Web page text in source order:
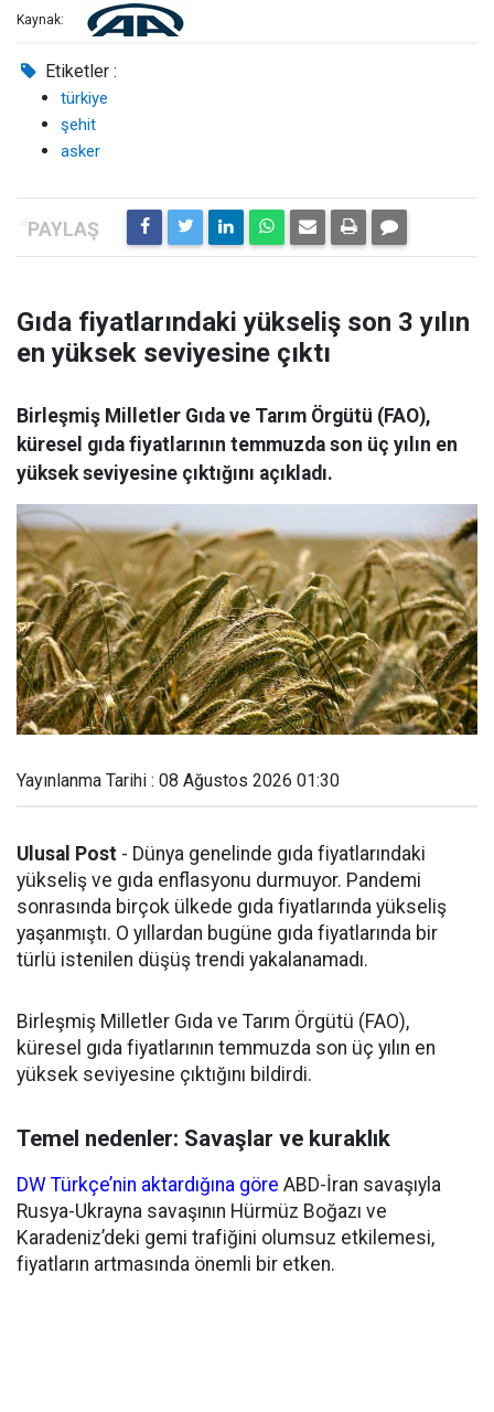
Kaynak:
Etiketler :
türkiye
şehit
asker
Gıda fiyatlarındaki yükseliş son 3 yılın
en yüksek seviyesine çıktı
Birleşmiş Milletler Gıda ve Tarım Örgütü (FAO),
küresel gıda fiyatlarının temmuzda son üç yılın en
yüksek seviyesine çıktığını açıkladı.
Yayınlanma Tarihi : 08 Ağustos 2026 01:30
Ulusal Post - Dünya genelinde gıda fiyatlarındaki
yükseliş ve gıda enflasyonu durmuyor. Pandemi
sonrasında birçok ülkede gıda fiyatlarında yükseliş
yaşanmıştı. O yıllardan bugüne gıda fiyatlarında bir
türlü istenilen düşüş trendi yakalanamadı.
Birleşmiş Milletler Gıda ve Tarım Örgütü (FAO),
küresel gıda fiyatlarının temmuzda son üç yılın en
yüksek seviyesine çıktığını bildirdi.
Temel nedenler: Savaşlar ve kuraklık
DW Türkçe’nin aktardığına göre ABD-İran savaşıyla
Rusya-Ukrayna savaşının Hürmüz Boğazı ve
Karadeniz’deki gemi trafiğini olumsuz etkilemesi,
fiyatların artmasında önemli bir etken.